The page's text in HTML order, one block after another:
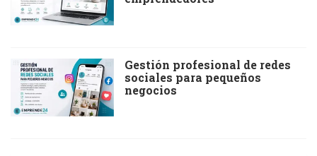
Gestión profesional de redes
sociales para pequeños
negocios